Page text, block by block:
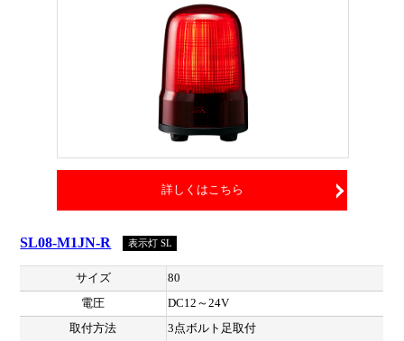
詳しくはこちら
SL08-M1JN-R 表示灯 SL
サイズ
80
電圧
DC12～24V
取付方法
3点ボルト足取付